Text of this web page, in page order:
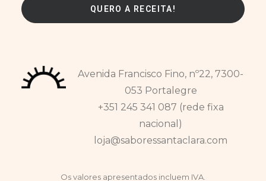
Avenida Francisco Fino, nº22, 7300-
053 Portalegre
+351 245 341 087 (rede fixa
nacional)
loja@saboressantaclara.com
Os valores apresentados incluem IVA.